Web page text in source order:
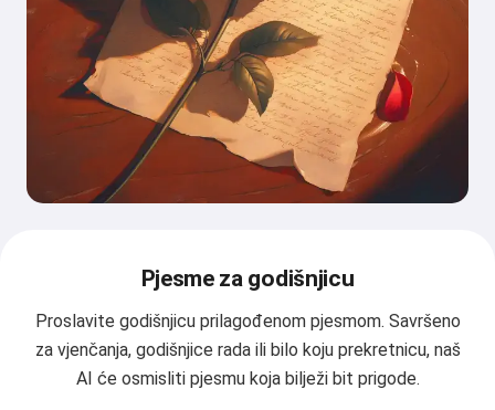
Pjesme za godišnjicu
Proslavite godišnjicu prilagođenom pjesmom. Savršeno
za vjenčanja, godišnjice rada ili bilo koju prekretnicu, naš
AI će osmisliti pjesmu koja bilježi bit prigode.